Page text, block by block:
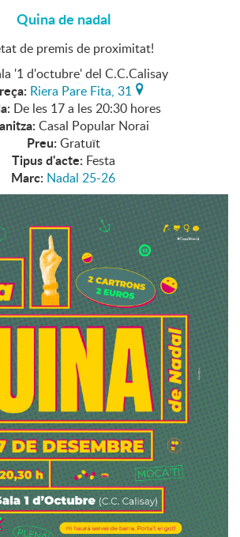
Quina de nadal
de premis de proximitat!
'1 d'octubre' del C.C.Calisay
Riera Pare Fita, 31
De les 17 a les 20:30 hores
Casal Popular Norai
Preu: Gratuït
Tipus d'acte: Festa
Marc: Nadal 25-26